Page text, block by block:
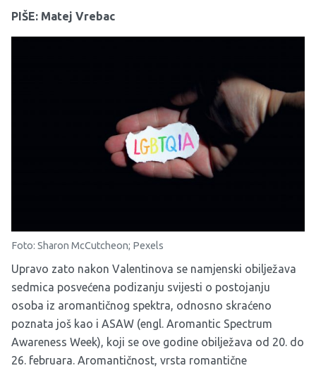
PIŠE: Matej Vrebac
Foto: Sharon McCutcheon; Pexels
Upravo zato nakon Valentinova se namjenski obilježava
sedmica posvećena podizanju svijesti o postojanju
osoba iz aromantičnog spektra, odnosno skraćeno
poznata još kao i ASAW (engl. Aromantic Spectrum
Awareness Week), koji se ove godine obilježava od 20. do
26. februara. Aromantičnost, vrsta romantične